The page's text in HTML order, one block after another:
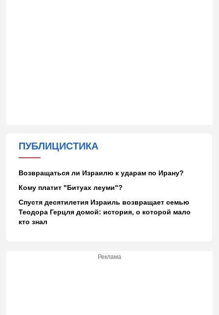
ПУБЛИЦИСТИКА
Возвращаться ли Израилю к ударам по Ирану?
Кому платит "Битуах леуми"?
Спустя десятилетия Израиль возвращает семью
Теодора Герцля домой: история, о которой мало
кто знал
Реклама